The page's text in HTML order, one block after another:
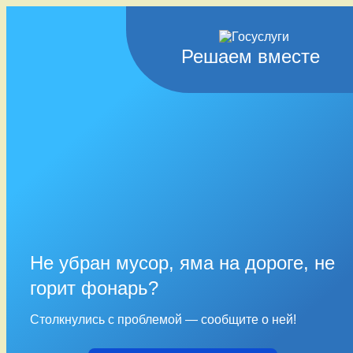
Решаем вместе
Не убран мусор, яма на дороге, не
горит фонарь?
Столкнулись с проблемой — сообщите о ней!